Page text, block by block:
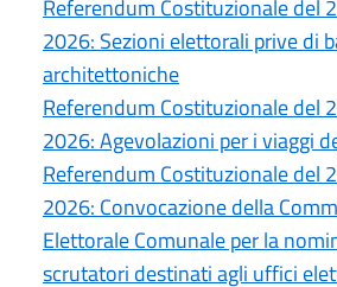
Referendum Costituzionale del
2026: Sezioni elettorali prive di
architettoniche
Referendum Costituzionale del
2026: Agevolazioni per i viaggi
Referendum Costituzionale del
2026: Convocazione della
Elettorale Comunale per la
scrutatori destinati agli uffici